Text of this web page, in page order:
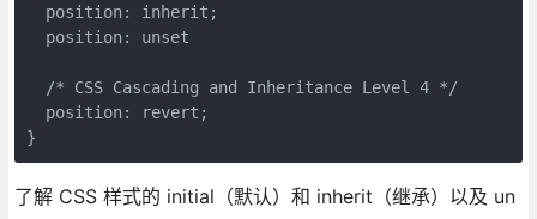
  position: inherit;
  position: unset
  /* CSS Cascading and Inheritance Level 4 */
  position: revert;
}
了解 CSS 样式的 initial（默认）和 inherit（继承）以及 un